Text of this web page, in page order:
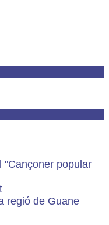
"Cançoner popular
regió de Guane